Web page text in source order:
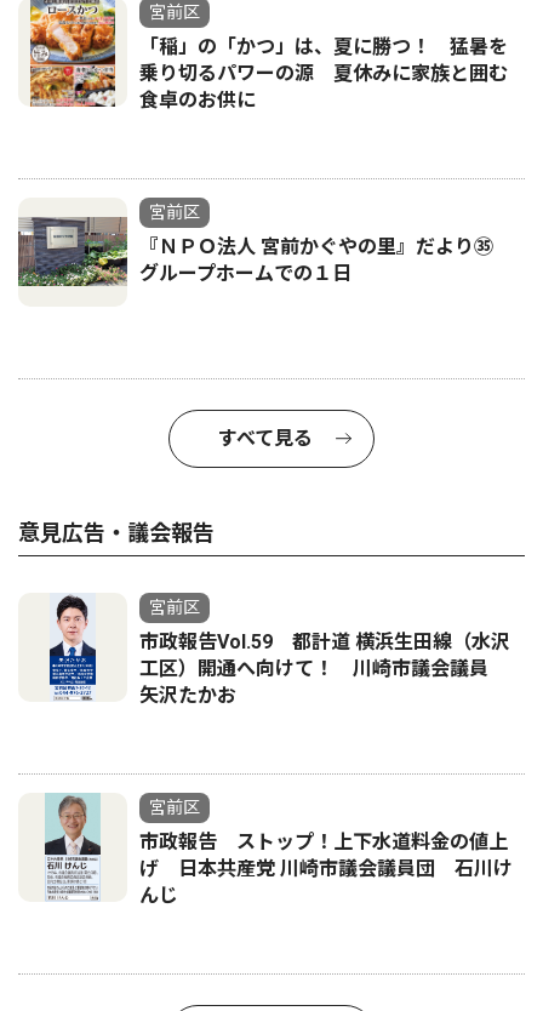
宮前区
「稲」の「かつ」は、夏に勝つ！ 猛暑を
乗り切るパワーの源 夏休みに家族と囲む
食卓のお供に
宮前区
『ＮＰＯ法人 宮前かぐやの里』だより㉟
グループホームでの１日
すべて見る
意見広告・議会報告
宮前区
市政報告Vol.59 都計道 横浜生田線（水沢
工区）開通へ向けて！ 川崎市議会議員
矢沢たかお
宮前区
市政報告 ストップ！上下水道料金の値上
げ 日本共産党 川崎市議会議員団 石川け
んじ